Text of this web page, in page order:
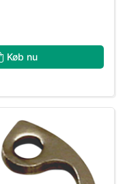
Køb nu